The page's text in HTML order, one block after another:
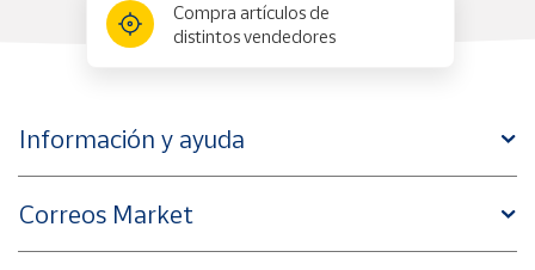
Compra artículos de
distintos vendedores
Información y ayuda
Correos Market